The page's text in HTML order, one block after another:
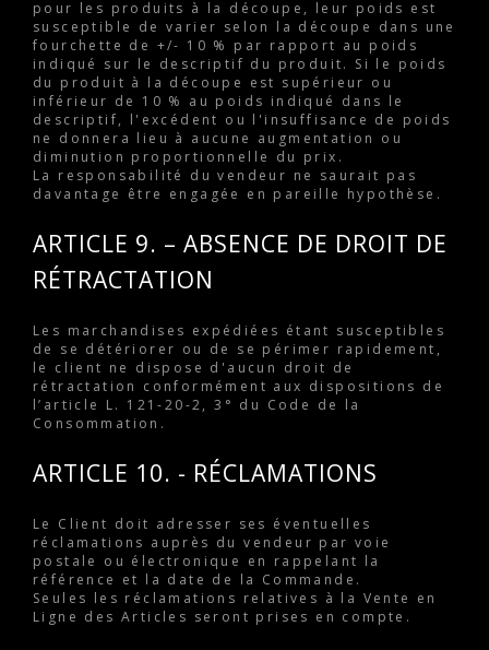
pour les produits à la découpe, leur poids est
susceptible de varier selon la découpe dans une
fourchette de +/- 10 % par rapport au poids
indiqué sur le descriptif du produit. Si le poids
du produit à la découpe est supérieur ou
inférieur de 10 % au poids indiqué dans le
descriptif, l'excédent ou l'insuffisance de poids
ne donnera lieu à aucune augmentation ou
diminution proportionnelle du prix.
La responsabilité du vendeur ne saurait pas
davantage être engagée en pareille hypothèse.
ARTICLE 9. – ABSENCE DE DROIT DE
RÉTRACTATION
Les marchandises expédiées étant susceptibles
de se détériorer ou de se périmer rapidement,
le client ne dispose d'aucun droit de
rétractation conformément aux dispositions de
l’article L. 121-20-2, 3° du Code de la
Consommation.
ARTICLE 10. - RÉCLAMATIONS
Le Client doit adresser ses éventuelles
réclamations auprès du vendeur par voie
postale ou électronique en rappelant la
référence et la date de la Commande.
Seules les réclamations relatives à la Vente en
Ligne des Articles seront prises en compte.